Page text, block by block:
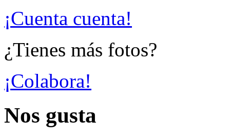
¡Cuenta cuenta!
¿Tienes más fotos?
¡Colabora!
Nos gusta